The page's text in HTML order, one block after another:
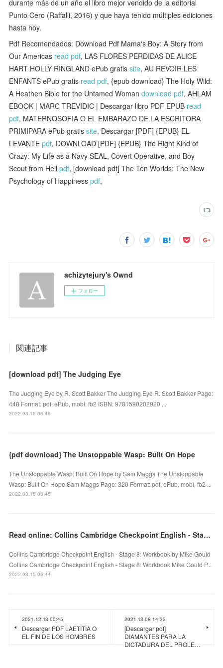
durante más de un año el libro mejor vendido de la editorial
Punto Cero (Raffalli, 2016) y que haya tenido múltiples ediciones
hasta hoy.
Pdf Recomendados: Download Pdf Mama's Boy: A Story from
Our Americas read pdf, LAS FLORES PERDIDAS DE ALICE
HART HOLLY RINGLAND ePub gratissite, AU REVOIR LES
ENFANTS ePub gratis read pdf, {epub download} The Holy Wild:
A Heathen Bible for the Untamed Womandownload pdf, AHLAM
EBOOK | MARC TREVIDIC | Descargar libro PDF EPUB read
pdf, MATERNOSOFIA O EL EMBARAZO DE LA ESCRITORA
PRIMIPARA ePub gratissite, Descargar [PDF] {EPUB} EL
LEVANTEpdf, DOWNLOAD [PDF] {EPUB} The Right Kind of
Crazy: My Life as a Navy SEAL, Covert Operative, and Boy
Scout from Hellpdf, [download pdf] The Ten Worlds: The New
Psychology of Happinesspdf,
achizytejury's Ownd
フォロー
関連記事
[download pdf] The Judging Eye
The Judging Eye by R. Scott Bakker The Judging Eye R. Scott Bakker Page:
448 Format: pdf, ePub, mobi, fb2 ISBN: 9781590202920 ...
2022.03.15 06:46
{pdf download} The Unstoppable Wasp: Built On Hope
The Unstoppable Wasp: Built On Hope by Sam Maggs The Unstoppable
Wasp: Built On Hope Sam Maggs Page: 320 Format: pdf, ePub, mobi, fb2 ...
2022.03.15 06:45
Read online: Collins Cambridge Checkpoint English - Stage 8: Workbook
Collins Cambridge Checkpoint English - Stage 8: Workbook by Mike Gould
Collins Cambridge Checkpoint English - Stage 8: Workbook Mike Gould P...
2022.03.15 06:44
2021.12.13 00:45
Descargar PDF LAETITIA O
EL FIN DE LOS HOMBRES
2021.12.08 14:32
[Descargar pdf]
DIAMANTES PARA LA
DICTADURA DEL PROLE…